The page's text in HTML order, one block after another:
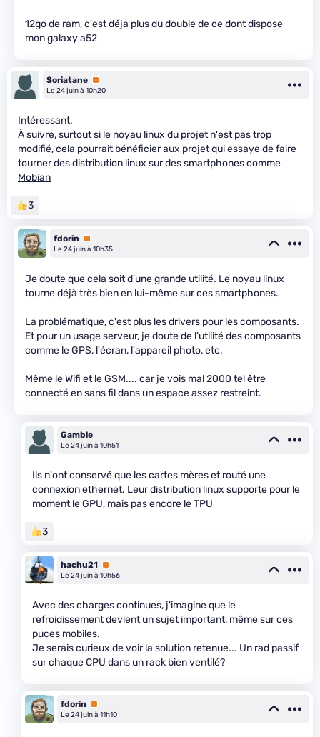
12go de ram, c'est déja plus du double de ce dont dispose
mon galaxy a52
Soriatane Premium
Le 24 juin à 10h20
Intéressant.
À suivre, surtout si le noyau linux du projet n'est pas trop
modifié, cela pourrait bénéficier aux projet qui essaye de faire
tourner des distribution linux sur des smartphones comme
Mobian
3
fdorin
Premium
Le 24 juin à 10h35
Je doute que cela soit d'une grande utilité. Le noyau linux
tourne déjà très bien en lui-même sur ces smartphones.
La problématique, c'est plus les drivers pour les composants.
Et pour un usage serveur, je doute de l'utilité des composants
comme le GPS, l'écran, l'appareil photo, etc.
Même le Wifi et le GSM.... car je vois mal 2000 tel être
connecté en sans fil dans un espace assez restreint.
Gamble
Le 24 juin à 10h51
Ils n'ont conservé que les cartes mères et routé une
connexion ethernet. Leur distribution linux supporte pour le
moment le GPU, mais pas encore le TPU
3
hachu21 Premium
Le 24 juin à 10h56
Avec des charges continues, j'imagine que le
refroidissement devient un sujet important, même sur ces
puces mobiles.
Je serais curieux de voir la solution retenue... Un rad passif
sur chaque CPU dans un rack bien ventilé?
fdorin
Premium
Le 24 juin à 11h10